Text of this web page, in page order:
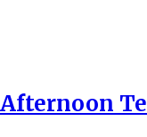
Afternoon